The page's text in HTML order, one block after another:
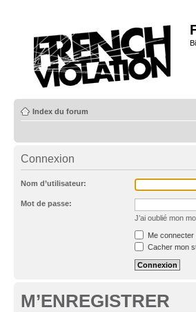
Index du forum
Connexion
Nom d’utilisateur:
Mot de passe:
J’ai oublié mon
Me connecter
Cacher mon
M’ENREGISTRER